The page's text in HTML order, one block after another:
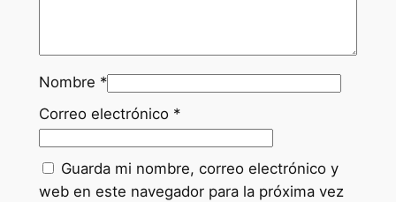
Nombre *
Correo electrónico *
Guarda mi nombre, correo electrónico y
web en este navegador para la próxima vez